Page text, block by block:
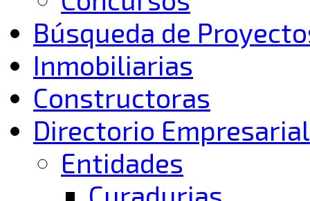
Búsqueda de
Inmobiliarias
Constructoras
Directorio Empresarial
Entidades